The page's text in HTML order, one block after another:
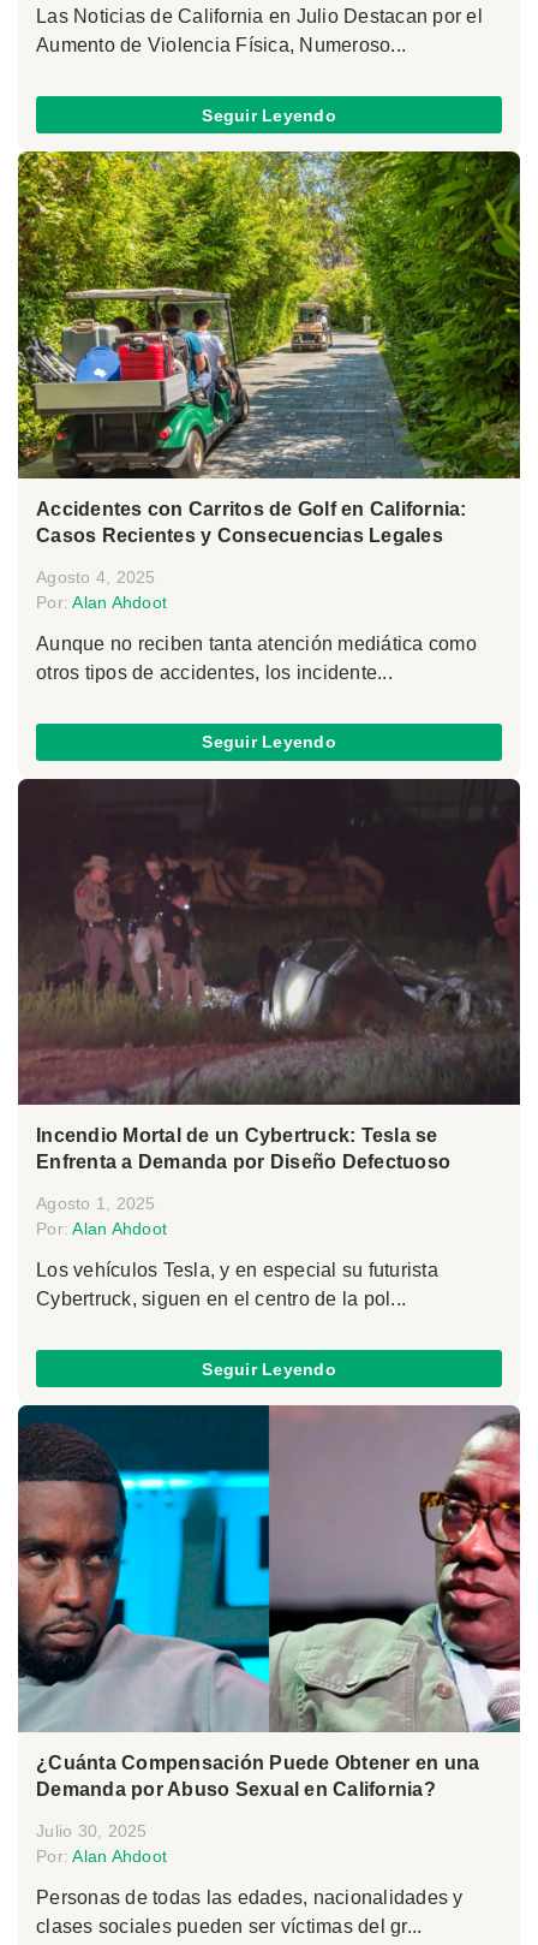
Las Noticias de California en Julio Destacan por el
Aumento de Violencia Física, Numeroso...
Seguir Leyendo
Accidentes con Carritos de Golf en California:
Casos Recientes y Consecuencias Legales
Agosto 4, 2025
Por:Alan Ahdoot
Aunque no reciben tanta atención mediática como
otros tipos de accidentes, los incidente...
Seguir Leyendo
Incendio Mortal de un Cybertruck: Tesla se
Enfrenta a Demanda por Diseño Defectuoso
Agosto 1, 2025
Por:Alan Ahdoot
Los vehículos Tesla, y en especial su futurista
Cybertruck, siguen en el centro de la pol...
Seguir Leyendo
¿Cuánta Compensación Puede Obtener en una
Demanda por Abuso Sexual en California?
Julio 30, 2025
Por:Alan Ahdoot
Personas de todas las edades, nacionalidades y
clases sociales pueden ser víctimas del gr...